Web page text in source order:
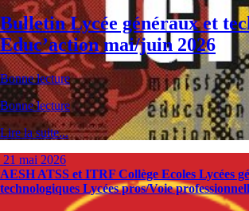
Bulletin Lycée généraux et
Educ’action mai/juin 2026
Bonne lecture
Bonne lecture
Lire la suite...
21 mai 2026
AESH ATSS et ITRF Collège Ecoles Lycées
technologiques Lycées pros/Voie